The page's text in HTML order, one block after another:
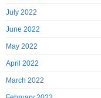
July 2022
June 2022
May 2022
April 2022
March 2022